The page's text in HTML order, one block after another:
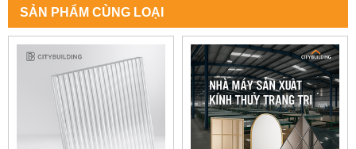
SẢN PHẨM CÙNG LOẠI